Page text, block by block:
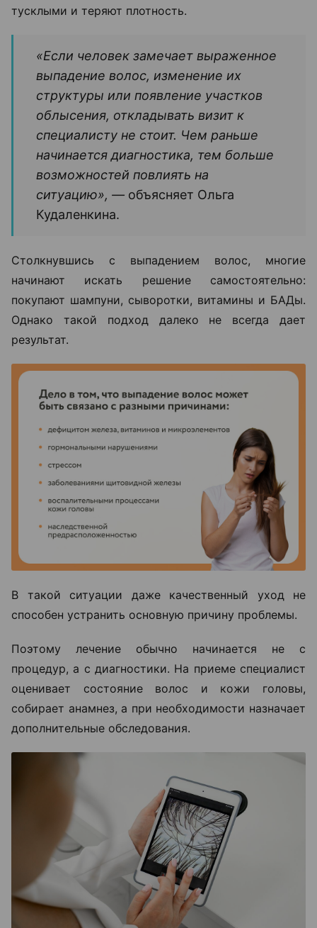
тусклыми и теряют плотность.
«Если человек замечает выраженное
выпадение волос, изменение их
структуры или появление участков
облысения, откладывать визит к
специалисту не стоит. Чем раньше
начинается диагностика, тем больше
возможностей повлиять на
ситуацию», — объясняет Ольга
Кудаленкина.
Столкнувшись с выпадением волос, многие
начинают искать решение самостоятельно:
покупают шампуни, сыворотки, витамины и БАДы.
Однако такой подход далеко не всегда дает
результат.
В такой ситуации даже качественный уход не
способен устранить основную причину проблемы.
Поэтому лечение обычно начинается не с
процедур, а с диагностики. На приеме специалист
оценивает состояние волос и кожи головы,
собирает анамнез, а при необходимости назначает
дополнительные обследования.